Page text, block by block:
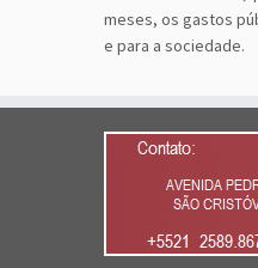
meses, os gastos
e para a sociedade.